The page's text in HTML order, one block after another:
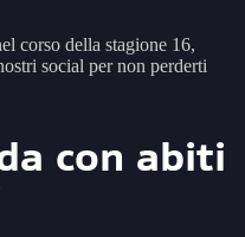
corso della stagione 16,
social per non perderti
con abiti